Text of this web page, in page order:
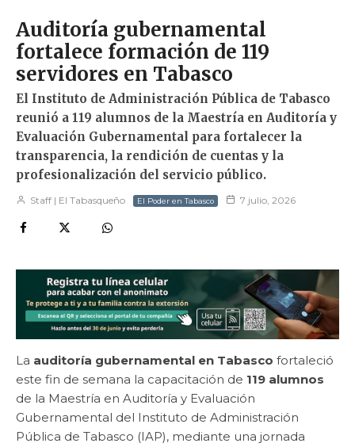
Auditoría gubernamental
fortalece formación de 119
servidores en Tabasco
El Instituto de Administración Pública de Tabasco
reunió a 119 alumnos de la Maestría en Auditoría y
Evaluación Gubernamental para fortalecer la
transparencia, la rendición de cuentas y la
profesionalización del servicio público.
Staff | El Tabasqueño El Poder en Tabasco 7 julio, 2026
La auditoría gubernamental en Tabasco fortaleció
este fin de semana la capacitación de 119 alumnos
de la Maestría en Auditoría y Evaluación
Gubernamental del Instituto de Administración
Pública de Tabasco (IAP), mediante una jornada